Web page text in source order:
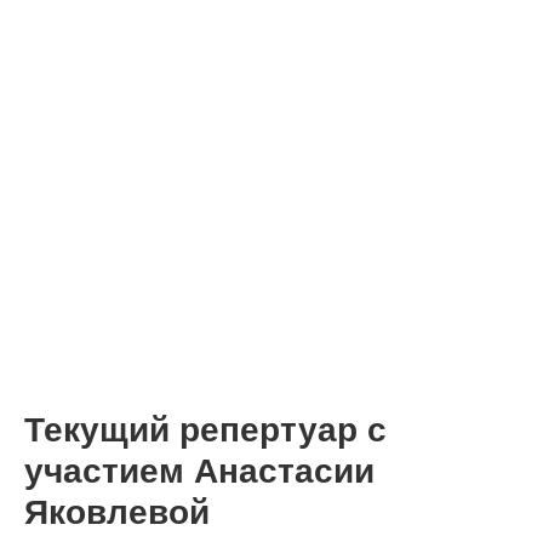
Текущий репертуар с
участием Анастасии
Яковлевой